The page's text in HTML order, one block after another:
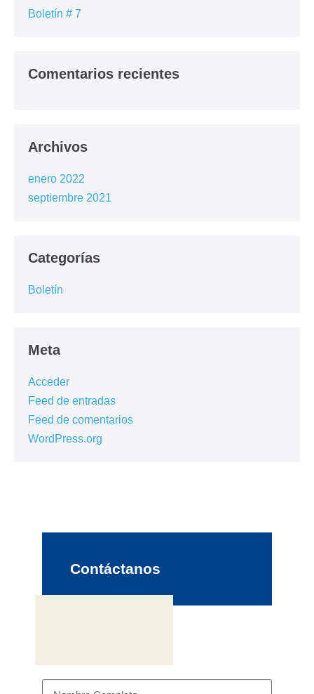
Boletín # 7
Comentarios recientes
Archivos
enero 2022
septiembre 2021
Categorías
Boletín
Meta
Acceder
Feed de entradas
Feed de comentarios
WordPress.org
Contáctanos